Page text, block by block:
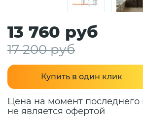
13 760 руб
17 200 руб
Купить в один клик
Цена на момент последнего
не является офертой